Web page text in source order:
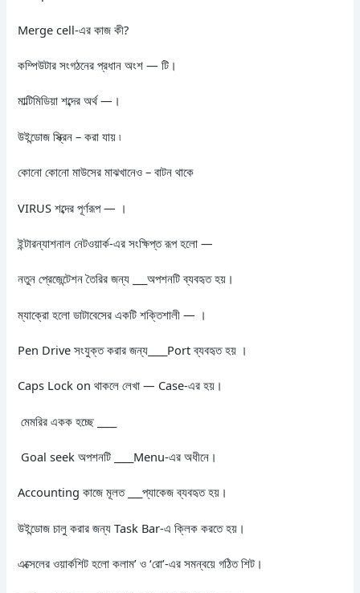
Merge cell-এর কাজ কী?
কম্পিউটার সংগঠনের প্রধান অংশ — টি।
মাল্টিমিডিয়া শব্দের অর্থ —।
উইন্ডোজ স্ক্রিন – করা যায় ৷
কোনো কোনো মাউসের মাঝখানেও – বাটন থাকে
VIRUS শব্দের পূর্ণরূপ — ।
ইন্টারন্যাশনাল নেটওয়ার্ক-এর সংক্ষিপ্ত রূপ হলো —
নতুন প্রেজেন্টেশন তৈরির জন্য ___অপশনটি ব্যবহৃত হয়।
ম্যাক্রো হলো ডাটাবেসের একটি শক্তিশালী — ।
Pen Drive সংযুক্ত করার জন্য____Port ব্যবহৃত হয় ।
Caps Lock on থাকলে লেখা — Case-এর হয়।
মেমরির একক হচ্ছে ____
Goal seek অপশনটি ____Menu-এর অধীনে।
Accounting কাজে মূলত ___প্যাকেজ ব্যবহৃত হয়।
উইন্ডোজ চালু করার জন্য Task Bar-এ ক্লিক করতে হয়।
এক্সেলের ওয়ার্কশিট হলো কলাম’ ও ‘রো’-এর সমন্বয়ে গঠিত শিট।